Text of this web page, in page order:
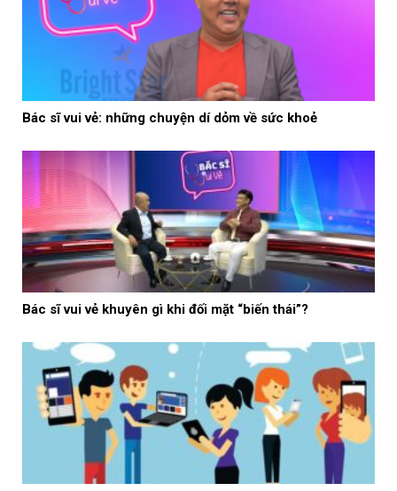
Bác sĩ vui vẻ: những chuyện dí dỏm về sức khoẻ
Bác sĩ vui vẻ khuyên gì khi đối mặt “biến thái”?